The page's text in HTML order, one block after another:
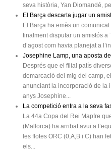
seva història, Yan Diomandé,
El Barça descarta jugar un
El Barça ha emès un
finalment disputar un amistós a
d’agost com havia planejat a
Josephine Lamp, una aposta
Després que el filial patís
demarcació del mig del camp,
anunciant la incorporació de la
anys Josephine...
La competició entra a la seva
La 44a Copa del Rei Mapfre
(Mallorca) ha arribat avui a
les flotes ORC (0,A,B i C) han
els...